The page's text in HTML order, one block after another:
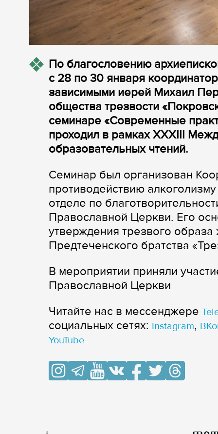
По благословению
с 28 по 30 января
зависимыми иерей Михаил
общества трезвости
семинаре «Современные
проходил в рамках XXXIII
образовательных чтений.
Семинар был организован
противодействию
отделе по
Православной Церкви. Его
утверждения трезвого
Предтеченского братства
В мероприятии приняли
Православной Церкви
Читайте нас в мессенджере
cоциальных сетях: Instagram,
YouTube